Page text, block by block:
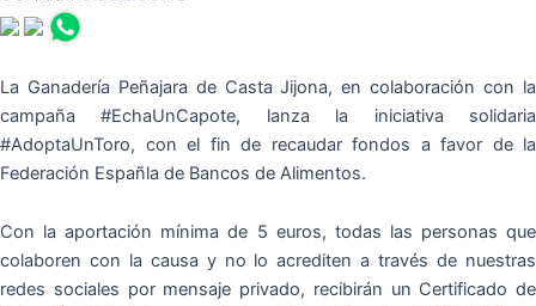
La Ganadería Peñajara de Casta Jijona, en colaboración con la
campaña #EchaUnCapote, lanza la iniciativa solidaria
#AdoptaUnToro, con el fin de recaudar fondos a favor de la
Federación Españla de Bancos de Alimentos.
Con la aportación mínima de 5 euros, todas las personas que
colaboren con la causa y no lo acrediten a través de nuestras
redes sociales por mensaje privado, recibirán un Certificado de